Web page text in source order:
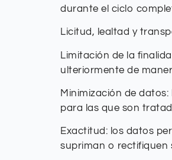
durante el ciclo
Licitud, lealtad y
Limitación de la
ulteriormente de
Minimización de
para las que son
Exactitud: los datos
supriman o rectifiquen